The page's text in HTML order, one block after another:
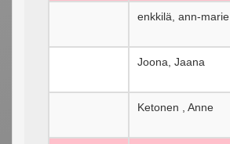
enkkilä, ann-marie
Joona, Jaana
Ketonen , Anne